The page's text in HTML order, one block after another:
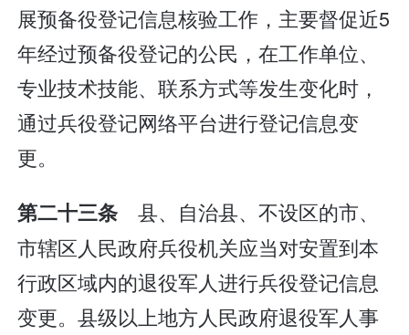
展预备役登记信息核验工作，主要督促近5
年经过预备役登记的公民，在工作单位、
专业技术技能、联系方式等发生变化时，
通过兵役登记网络平台进行登记信息变
更。
第二十三条 县、自治县、不设区的市、
市辖区人民政府兵役机关应当对安置到本
行政区域内的退役军人进行兵役登记信息
变更。县级以上地方人民政府退役军人事